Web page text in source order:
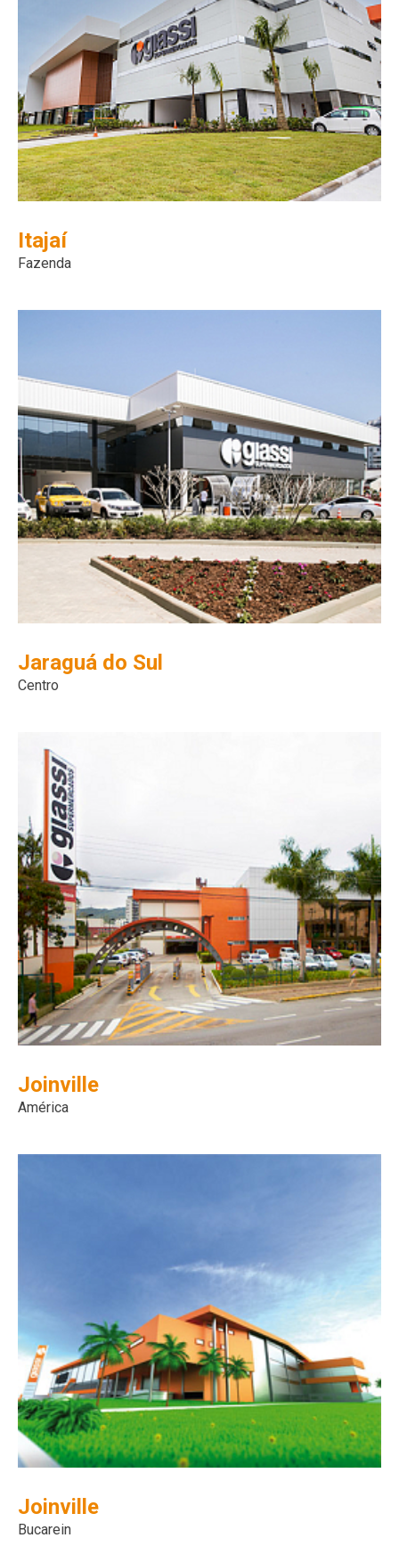
Itajaí
Fazenda
Jaraguá do Sul
Centro
Joinville
América
Joinville
Bucarein